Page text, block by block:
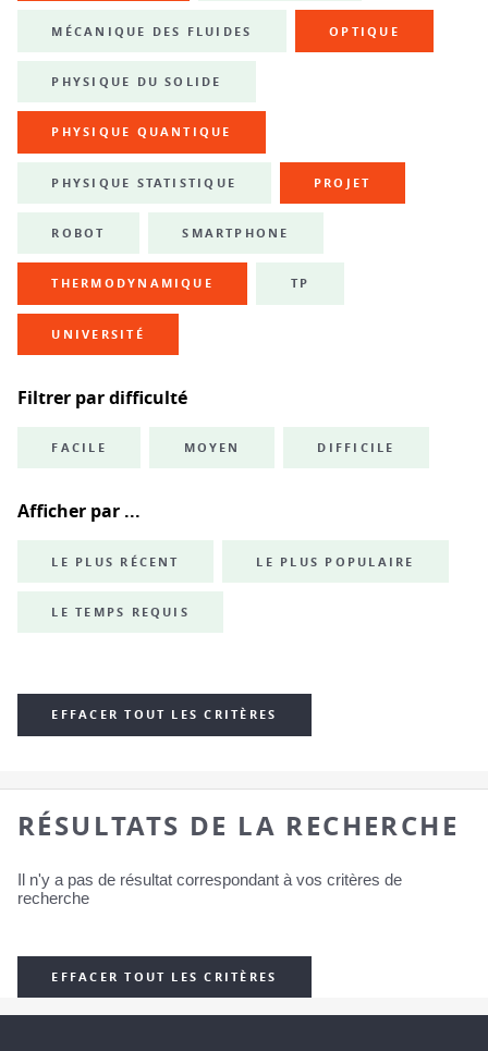
MÉCANIQUE DES FLUIDES OPTIQUE
PHYSIQUE DU SOLIDE
PHYSIQUE QUANTIQUE
PHYSIQUE STATISTIQUE PROJET
ROBOT SMARTPHONE
THERMODYNAMIQUE TP
UNIVERSITÉ
Filtrer par difficulté
FACILE MOYEN DIFFICILE
Afficher par ...
LE PLUS RÉCENT LE PLUS POPULAIRE
LE TEMPS REQUIS
EFFACER TOUT LES CRITÈRES
RÉSULTATS DE LA RECHERCHE
Il n'y a pas de résultat correspondant à vos critères de
recherche
EFFACER TOUT LES CRITÈRES